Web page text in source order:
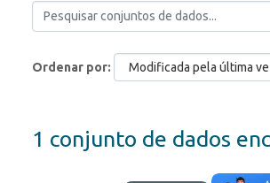
Ordenar por
1 conjunto de dados